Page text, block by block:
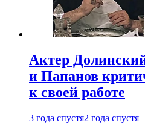
Актер
и Папанов
к своей работе
3 года спустя2 года спустя